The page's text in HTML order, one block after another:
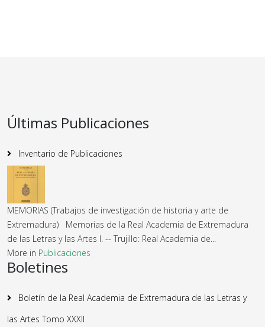
Últimas Publicaciones
Inventario de Publicaciones
MEMORIAS (Trabajos de investigación de historia y arte de
Extremadura) Memorias de la Real Academia de Extremadura
de las Letras y las Artes I. -- Trujillo: Real Academia de...
More in Publicaciones
Boletines
Boletín de la Real Academia de Extremadura de las Letras y
las Artes Tomo XXXII